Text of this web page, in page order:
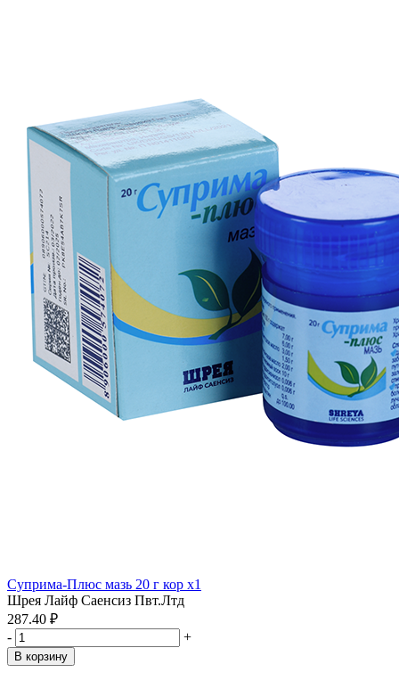
Суприма-Плюс мазь 20 г кор x1
Шрея Лайф Саенсиз Пвт.Лтд
287.40 ₽
-
+
В корзину